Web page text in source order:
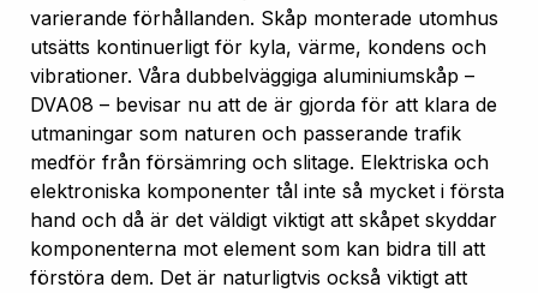
varierande förhållanden. Skåp monterade utomhus
utsätts kontinuerligt för kyla, värme, kondens och
vibrationer. Våra dubbelväggiga aluminiumskåp –
DVA08 – bevisar nu att de är gjorda för att klara de
utmaningar som naturen och passerande trafik
medför från försämring och slitage. Elektriska och
elektroniska komponenter tål inte så mycket i första
hand och då är det väldigt viktigt att skåpet skyddar
komponenterna mot element som kan bidra till att
förstöra dem. Det är naturligtvis också viktigt att